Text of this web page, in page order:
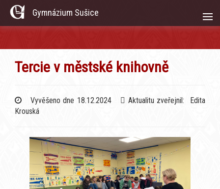
Gymnázium Sušice
Tercie v městské knihovně
Vyvěšeno dne 18.12.2024
Aktualitu zveřejnil: Edita
Krouská